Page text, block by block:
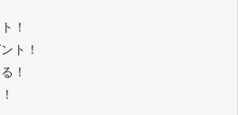
！
ト！
！